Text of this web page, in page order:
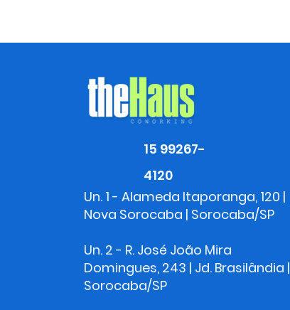
15 99267-
4120
Un. 1 - Alameda Itaporanga, 120 |
Nova Sorocaba | Sorocaba/SP
Un. 2 - R. José João Mira
Domingues, 243 | Jd. Brasilândia |
Sorocaba/SP